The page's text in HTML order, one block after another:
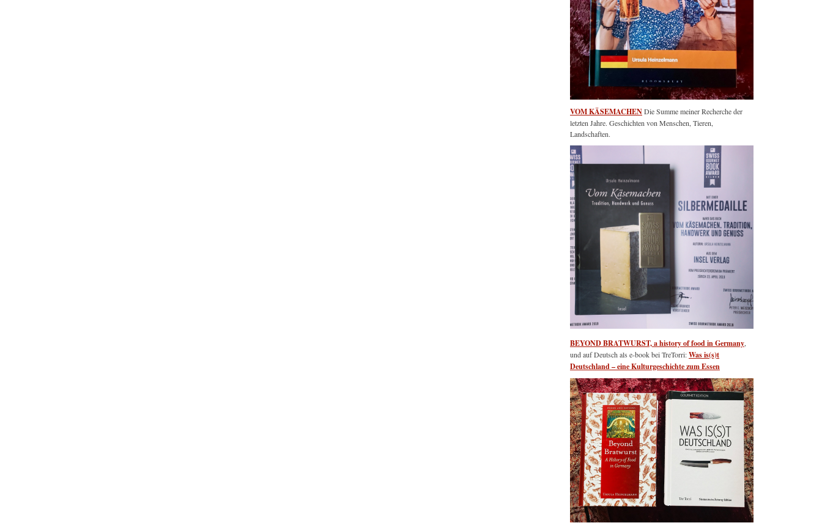
VOM KÄSEMACHENDie Summe meiner Recherche der
letzten Jahre. Geschichten von Menschen, Tieren,
Landschaften.
BEYOND BRATWURST, a history of food in Germany
und auf Deutsch als e-book bei TreTorri:Was is(s)t
Deutschland – eine Kulturgeschichte zum Essen